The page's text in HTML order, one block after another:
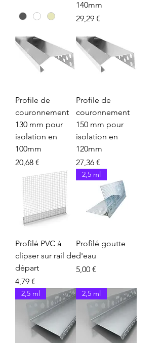
140mm
Prix
29,29 €
Profile de
couronnement
130 mm pour
isolation en
100mm
Prix
20,68 €
Profile de
couronnement
150 mm pour
isolation en
120mm
Prix
27,36 €
Profilé PVC à
clipser sur rail de
départ
Prix
4,79 €
2,5 ml
Profilé goutte
d'eau
Prix
5,00 €
2,5 ml 2,5 ml